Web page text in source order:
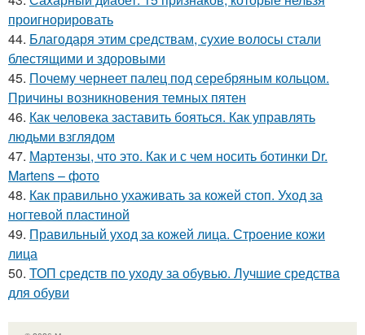
проигнорировать
44. Благодаря этим средствам, сухие волосы стали
блестящими и здоровыми
45. Почему чернеет палец под серебряным кольцом.
Причины возникновения темных пятен
46. Как человека заставить бояться. Как управлять
людьми взглядом
47. Мартензы, что это. Как и с чем носить ботинки Dr.
Martens – фото
48. Как правильно ухаживать за кожей стоп. Уход за
ногтевой пластиной
49. Правильный уход за кожей лица. Строение кожи
лица
50. ТОП средств по уходу за обувью. Лучшие средства
для обуви